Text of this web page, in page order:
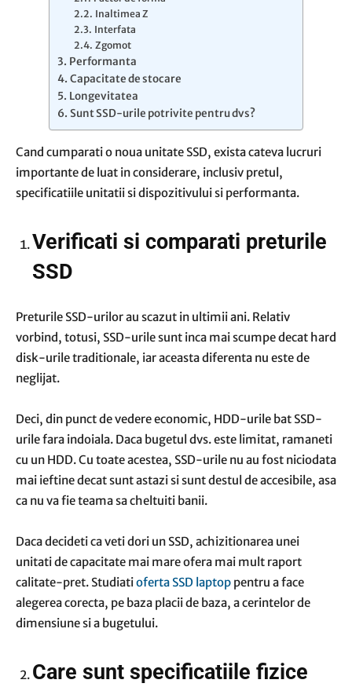
Inaltimea Z
Interfata
Zgomot
Performanta
Capacitate de stocare
Longevitatea
Sunt SSD-urile potrivite pentru dvs?
Cand cumparati o noua unitate SSD, exista cateva lucruri
importante de luat in considerare, inclusiv pretul,
specificatiile unitatii si dispozitivului si performanta.
Verificati si comparati preturile
SSD
Preturile SSD-urilor au scazut in ultimii ani. Relativ
vorbind, totusi, SSD-urile sunt inca mai scumpe decat hard
disk-urile traditionale, iar aceasta diferenta nu este de
neglijat.
Deci, din punct de vedere economic, HDD-urile bat SSD-
urile fara indoiala. Daca bugetul dvs. este limitat, ramaneti
cu un HDD. Cu toate acestea, SSD-urile nu au fost niciodata
mai ieftine decat sunt astazi si sunt destul de accesibile, asa
ca nu va fie teama sa cheltuiti banii.
Daca decideti ca veti dori un SSD, achizitionarea unei
unitati de capacitate mai mare ofera mai mult raport
calitate-pret. Studiatioferta SSD laptop pentru a face
alegerea corecta, pe baza placii de baza, a cerintelor de
dimensiune si a bugetului.
Care sunt specificatiile fizice